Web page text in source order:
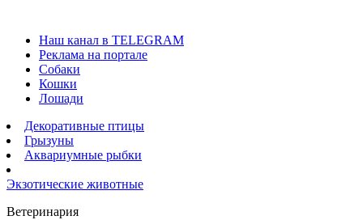
Наш канал в TELEGRAM
Реклама на портале
Собаки
Кошки
Лошади
Декоративные птицы
Грызуны
Аквариумные рыбки
Экзотические животные
Ветеринария